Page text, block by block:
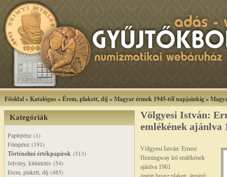
Főoldal»Katalógus»Érem, plakett, díj »Magyar érmek 1945-től napjainkig»
Kategóriák
Papírpénz (1)
Fémpénz (191)
Történelmi értékpapírok (513)
Jelvény, kitüntetés (54)
Érem, plakett, díj (485)
Völgyesi István:
emlékének ajánlva
Völgyesi István: Ernest
Hemingway író emlékének
ajánlva 1961